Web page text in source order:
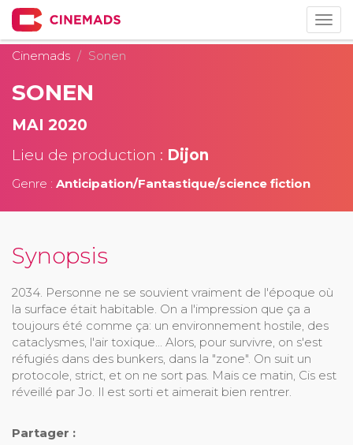
Cinemads
Sonen
SONEN
MAI 2020
Lieu de production : Dijon
Genre : Anticipation/Fantastique/science fiction
Synopsis
2034. Personne ne se souvient vraiment de l'époque où
la surface était habitable. On a l'impression que ça a
toujours été comme ça: un environnement hostile, des
cataclysmes, l'air toxique... Alors, pour survivre, on s'est
réfugiés dans des bunkers, dans la "zone". On suit un
protocole, strict, et on ne sort pas. Mais ce matin, Cis est
réveillé par Jo. Il est sorti et aimerait bien rentrer.
Partager :